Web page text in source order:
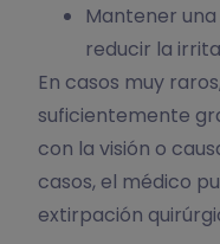
Mantener
reducir la
En casos muy
suficientemente
con la visión o
casos, el médico
extirpación